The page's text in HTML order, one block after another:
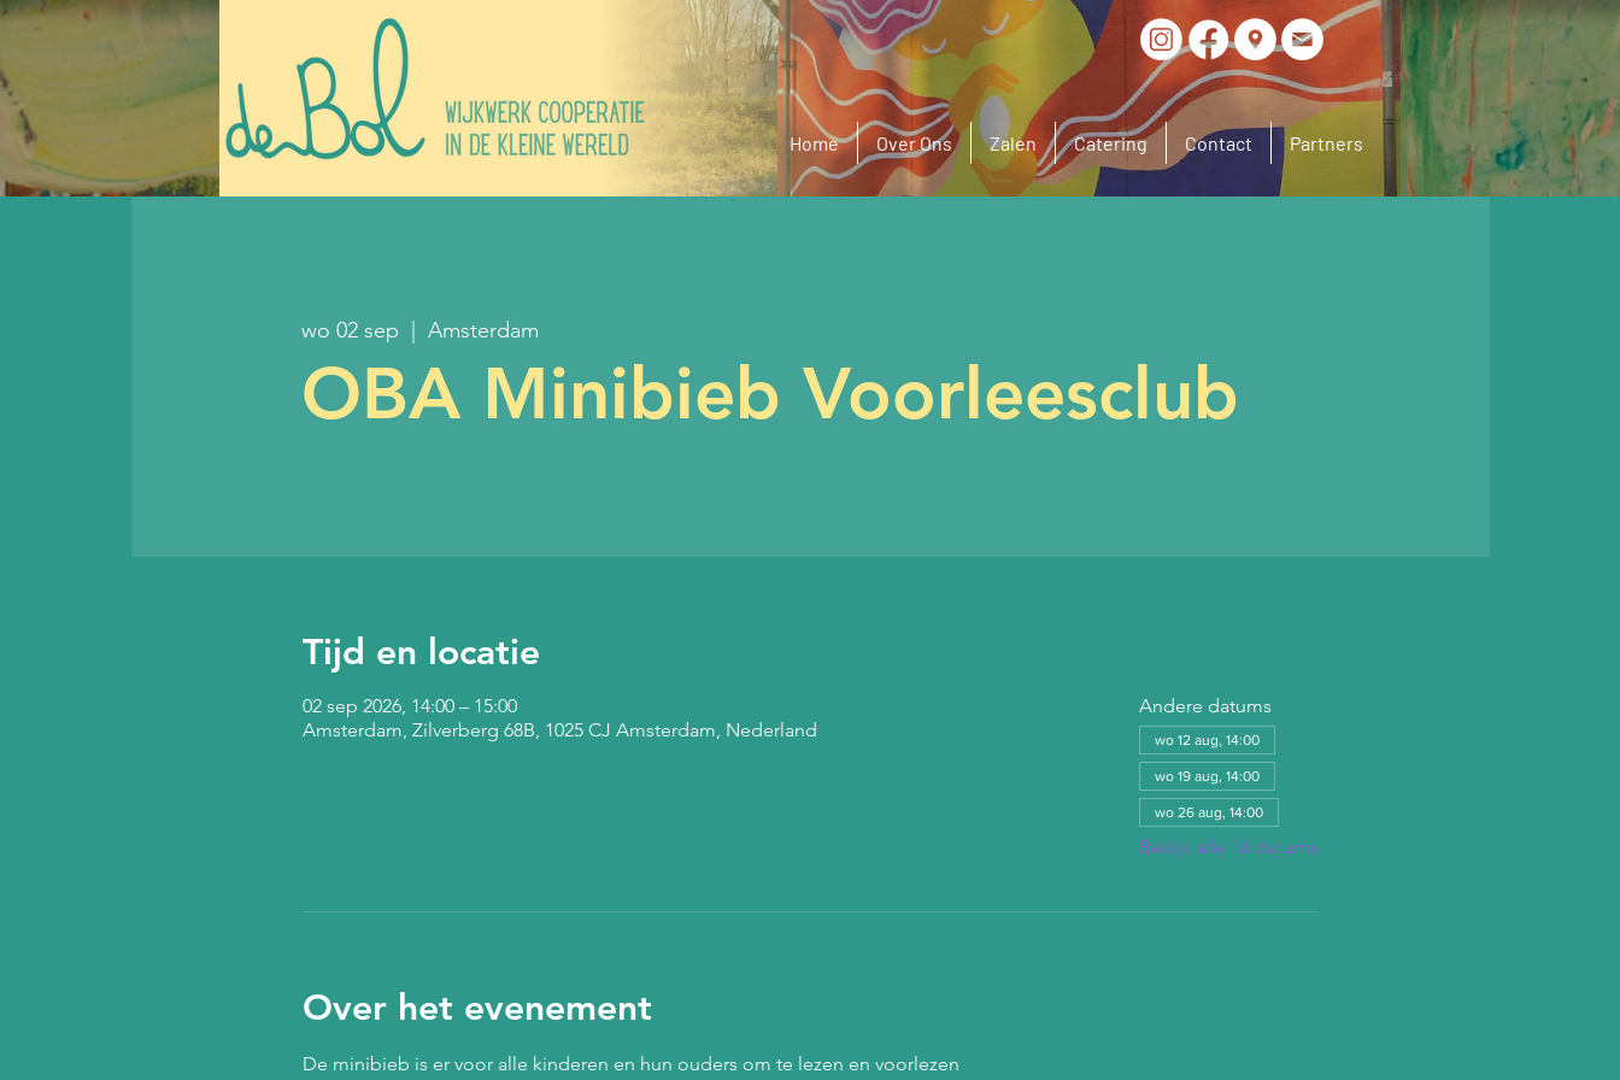
Home Over Ons Zalen Catering Contact Partners
wo 02 sep Amsterdam
OBA Minibieb Voorleesclub
Tijd en locatie
02 sep 2026, 14:00 – 15:00
Amsterdam, Zilverberg 68B, 1025 CJ Amsterdam, Nederland
Andere datums
wo 12 aug, 14:00
wo 19 aug, 14:00
wo 26 aug, 14:00
Bekijk alle 16 datums
Over het evenement
De minibieb is er voor alle kinderen en hun ouders om te lezen en voorlezen